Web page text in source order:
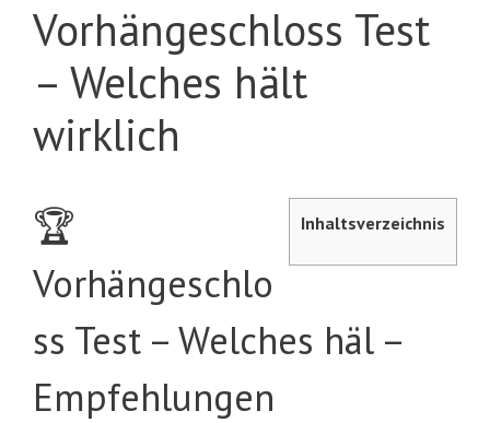
Vorhängeschloss Test
– Welches hält
wirklich
Inhaltsverzeichnis
🏆
Vorhängeschlo
ss Test – Welches häl –
Empfehlungen